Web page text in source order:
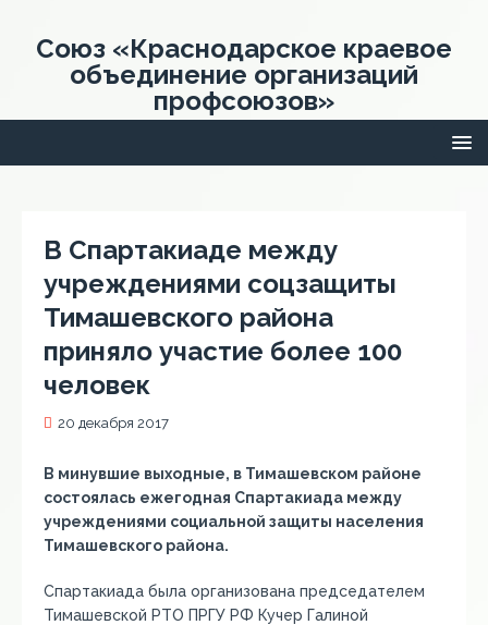
Союз «Краснодарское краевое
объединение организаций
профсоюзов»
В Спартакиаде между
учреждениями соцзащиты
Тимашевского района
приняло участие более 100
человек
20 декабря 2017
В минувшие выходные, в Тимашевском районе
состоялась ежегодная Спартакиада между
учреждениями социальной защиты населения
Тимашевского района.
Спартакиада была организована председателем
Тимашевской РТО ПРГУ РФ Кучер Галиной